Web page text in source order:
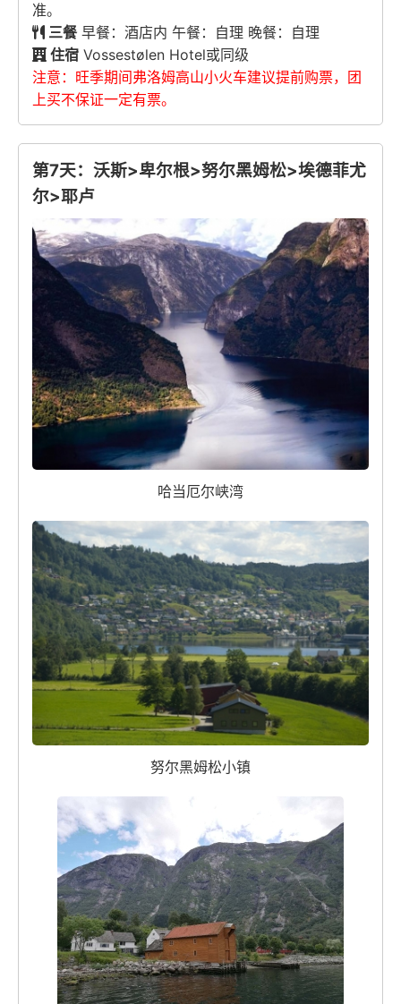
准。
三餐 早餐：酒店内 午餐：自理 晚餐：自理
住宿 Vossestølen Hotel或同级
注意：旺季期间弗洛姆高山小火车建议提前购票，团
上买不保证一定有票。
第7天：沃斯>卑尔根>努尔黑姆松>埃德菲尤
尔>耶卢
哈当厄尔峡湾
努尔黑姆松小镇